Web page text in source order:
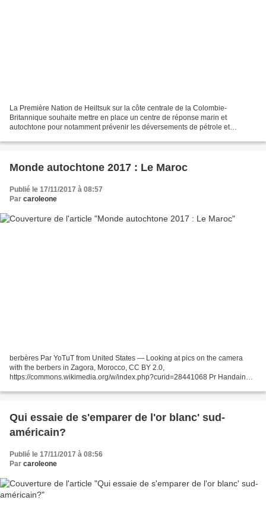
La Première Nation de Heiltsuk sur la côte centrale de la Colombie-
Britannique souhaite mettre en place un centre de réponse marin et
autochtone pour notamment prévenir les déversements de pétrole et
Monde autochtone 2017 : Le Maroc
Publié le 17/11/2017 à 08:57
Par caroleone
berbères Par YoTuT from United States — Looking at pics on the camera
with the berbers in Zagora, Morocco, CC BY 2.0,
https://commons.wikimedia.org/w/index.php?curid=28441068 Pr Handaine
Qui essaie de s'emparer de l'or blanc' sud-
américain?
Publié le 17/11/2017 à 08:56
Par caroleone